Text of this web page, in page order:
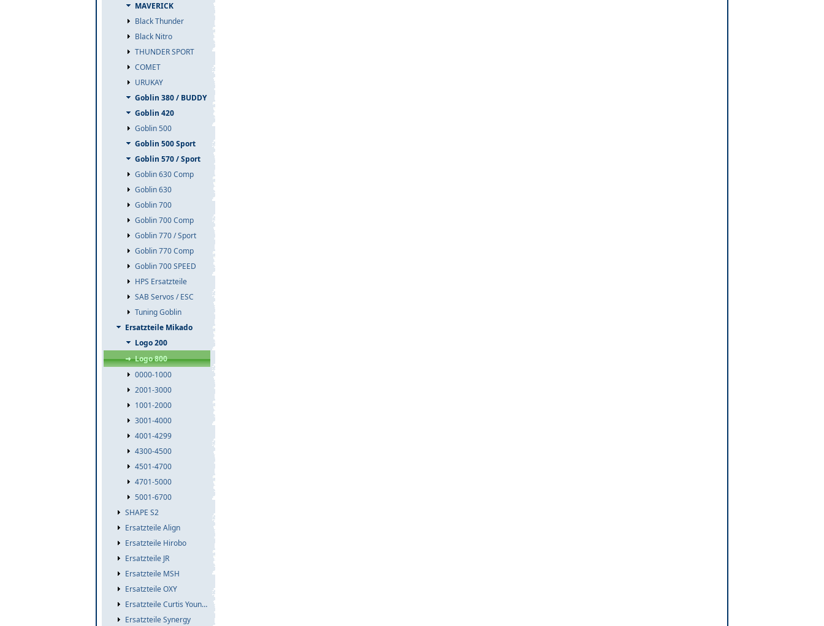
MAVERICK
Black Thunder
Black Nitro
THUNDER SPORT
COMET
URUKAY
Goblin 380 / BUDDY
Goblin 420
Goblin 500
Goblin 500 Sport
Goblin 570 / Sport
Goblin 630 Comp
Goblin 630
Goblin 700
Goblin 700 Comp
Goblin 770 / Sport
Goblin 770 Comp
Goblin 700 SPEED
HPS Ersatzteile
SAB Servos / ESC
Tuning Goblin
Ersatzteile Mikado
Logo 200
Logo 800
0000-1000
2001-3000
1001-2000
3001-4000
4001-4299
4300-4500
4501-4700
4701-5000
5001-6700
SHAPE S2
Ersatzteile Align
Ersatzteile Hirobo
Ersatzteile JR
Ersatzteile MSH
Ersatzteile OXY
Ersatzteile Curtis Youngblood
Ersatzteile Synergy